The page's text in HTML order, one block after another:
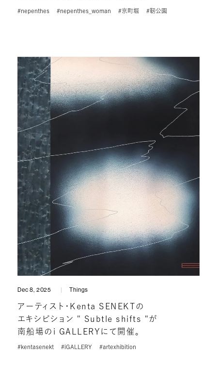
#nepenthes #nepenthes_woman #京町堀 #靭公園
Dec 8, 2025 Things
アーティスト・Kenta SENEKTの
エキシビション " Subtle shifts "が
南船場のi GALLERYにて開催。
#kentasenekt #iGALLERY #artexhibition